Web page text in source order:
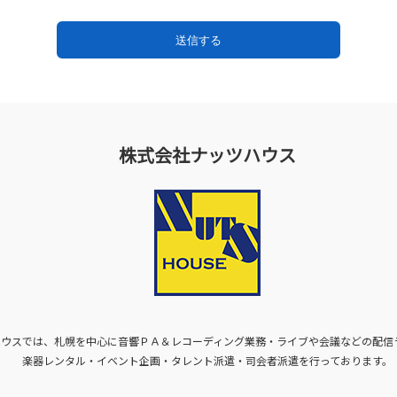
株式会社ナッツハウス
スでは、札幌を中心に音響ＰＡ＆レコーディング業務・ライブや会議などの配
楽器レンタル・イベント企画・タレント派遣・司会者派遣を行っております。